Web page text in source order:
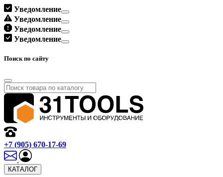
Уведомление
Уведомление
Уведомление
Уведомление
Поиск по сайту
+7 (905) 670-17-69
КАТАЛОГ